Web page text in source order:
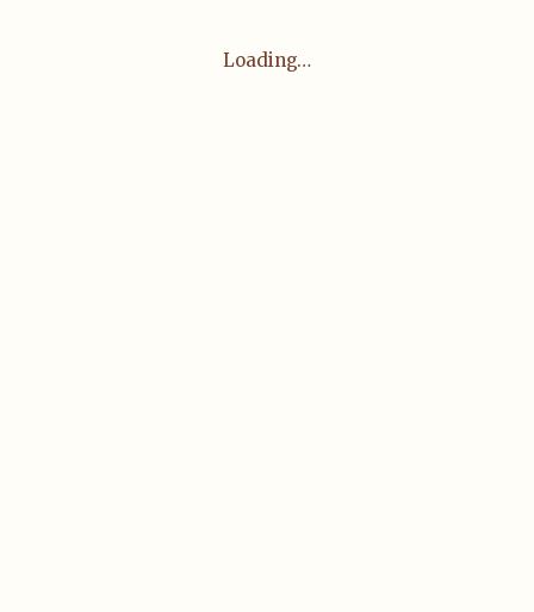
Loading…